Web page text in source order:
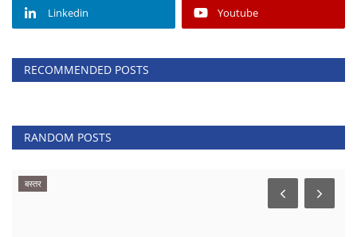
Linkedin Youtube
RECOMMENDED POSTS
RANDOM POSTS
बस्तर